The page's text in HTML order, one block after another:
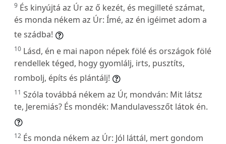
9 És kinyújtá az Úr az ő kezét, és megilleté számat,
és monda nékem az Úr: Ímé, az én igéimet adom a
te szádba!
10 Lásd, én e mai napon népek fölé és országok fölé
rendellek téged, hogy gyomlálj, irts, pusztíts,
rombolj, építs és plántálj!
11 Szóla továbbá nékem az Úr, mondván: Mit látsz
te, Jeremiás? És mondék: Mandulavesszőt látok én.
12 És monda nékem az Úr: Jól láttál, mert gondom